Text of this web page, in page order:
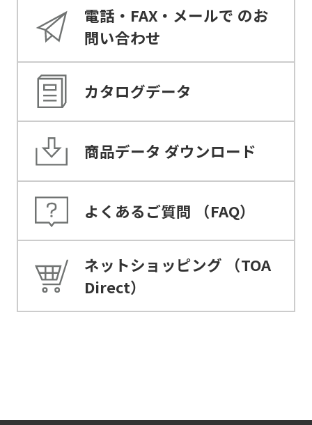
電話・FAX・メールで のお
問い合わせ
カタログデータ
商品データ ダウンロード
よくあるご質問 （FAQ）
ネットショッピング （TOA
Direct）